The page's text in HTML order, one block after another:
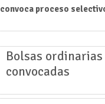
convoca proceso
Bolsas
convocadas